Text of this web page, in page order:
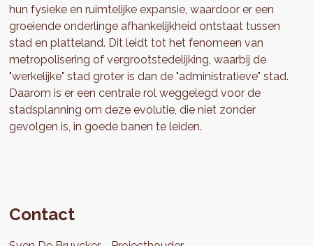
hun fysieke en ruimtelijke expansie, waardoor er een
groeiende onderlinge afhankelijkheid ontstaat tussen
stad en platteland. Dit leidt tot het fenomeen van
metropolisering of vergrootstedelijking, waarbij de
"werkelijke" stad groter is dan de "administratieve" stad.
Daarom is er een centrale rol weggelegd voor de
stadsplanning om deze evolutie, die niet zonder
gevolgen is, in goede banen te leiden.
Contact